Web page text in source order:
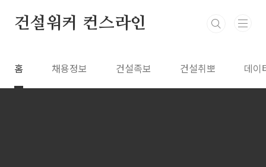
건설워커 컨스라인
홈 채용정보 건설족보 건설취뽀 데이